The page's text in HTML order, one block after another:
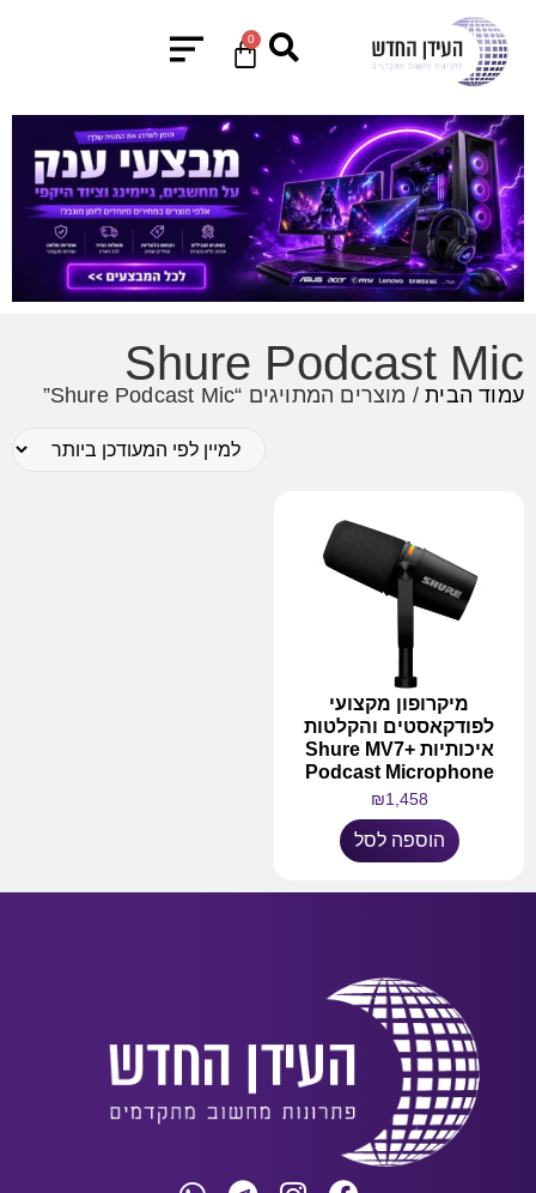
0
Shure Podcast Mic
עמוד הבית/ מוצרים המתויגים “Shure Podcast Mic”
מיקרופון מקצועי
לפודקאסטים והקלטות
איכותיות Shure MV7+
Podcast Microphone
₪1,458
הוספה לסל